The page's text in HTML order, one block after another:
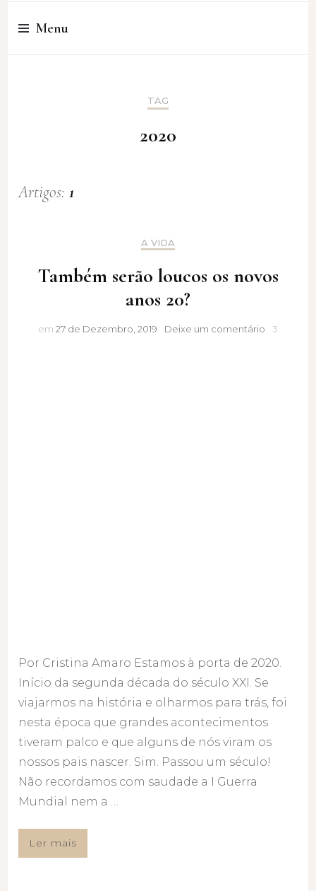
Cristina Amaro
Menu
TAG
2020
Artigos:1
A VIDA
Também serão loucos os novos
anos 20?
em 27 de Dezembro, 2019 Deixe um comentário Também
3
Por Cristina Amaro Estamos à porta de 2020.
Início da segunda década do século XXI. Se
viajarmos na história e olharmos para trás, foi
nesta época que grandes acontecimentos
tiveram palco e que alguns de nós viram os
nossos pais nascer. Sim. Passou um século!
Não recordamos com saudade a I Guerra
Mundial nem a …
Ler mais